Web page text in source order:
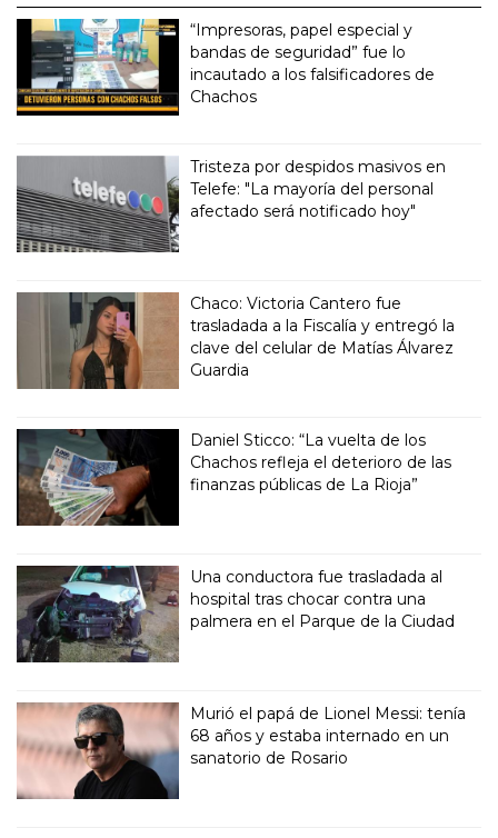
“Impresoras, papel especial y
bandas de seguridad” fue lo
incautado a los falsificadores de
Chachos
Tristeza por despidos masivos en
Telefe: "La mayoría del personal
afectado será notificado hoy"
Chaco: Victoria Cantero fue
trasladada a la Fiscalía y entregó la
clave del celular de Matías Álvarez
Guardia
Daniel Sticco: “La vuelta de los
Chachos refleja el deterioro de las
finanzas públicas de La Rioja”
Una conductora fue trasladada al
hospital tras chocar contra una
palmera en el Parque de la Ciudad
Murió el papá de Lionel Messi: tenía
68 años y estaba internado en un
sanatorio de Rosario